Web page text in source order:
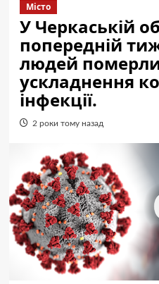
Місто
У Черкаській
попередній
людей
ускладнення
інфекції.
2 роки тому назад